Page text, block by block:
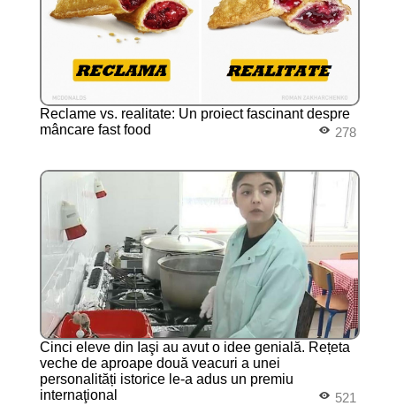
Reclame vs. realitate: Un proiect fascinant despre
mâncare fast food
278
Cinci eleve din Iaşi au avut o idee genială. Rețeta
veche de aproape două veacuri a unei
personalități istorice le-a adus un premiu
internaţional
521